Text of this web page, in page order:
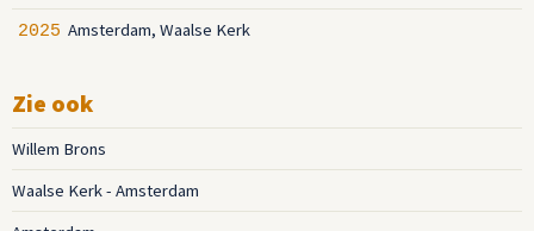
2025 Amsterdam, Waalse Kerk
Zie ook
Willem Brons
Waalse Kerk - Amsterdam